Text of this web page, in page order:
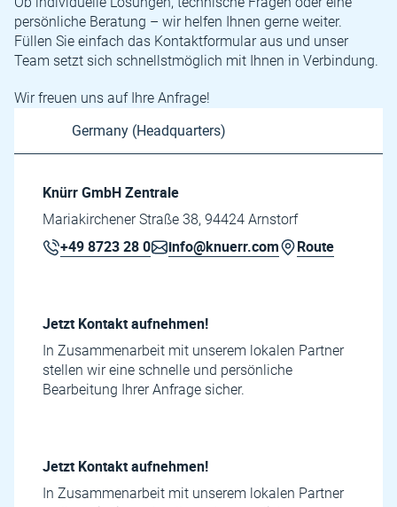
persönliche Beratung – wir helfen Ihnen gerne weiter.
Füllen Sie einfach das Kontaktformular aus und unser
Team setzt sich schnellstmöglich mit Ihnen in Verbindung.
Wir freuen uns auf Ihre Anfrage!
Knürr GmbH Zentrale
Mariakirchener Straße 38, 94424 Arnstorf
+49 8723 28 0 info@knuerr.com Route
Jetzt Kontakt aufnehmen!
In Zusammenarbeit mit unserem lokalen Partner
stellen wir eine schnelle und persönliche
Bearbeitung Ihrer Anfrage sicher.
Jetzt Kontakt aufnehmen!
In Zusammenarbeit mit unserem lokalen Partner